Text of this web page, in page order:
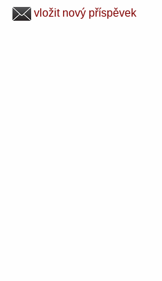
vložit nový příspěvek